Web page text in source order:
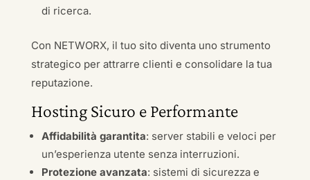
di ricerca.
Con NETWORX, il tuo sito diventa uno strumento
strategico per attrarre clienti e consolidare la tua
reputazione.
Hosting Sicuro e Performante
Affidabilità garantita: server stabili e veloci per
un’esperienza utente senza interruzioni.
Protezione avanzata: sistemi di sicurezza e